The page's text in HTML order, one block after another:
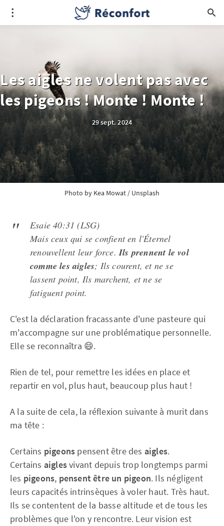
Les aigles ne volent pas avec
les pigeons ! Monte ! Monte !
29 sept. 2024
Photo by Kea Mowat / Unsplash
Esaie 40:31 (LSG)
Mais ceux qui se confient en l'Éternel
renouvellent leur force.Ils prennent le vol
comme les aigles; Ils courent, et ne se
lassent point, Ils marchent, et ne se
fatiguent point.
C'est la déclaration fracassante d'une pasteure qui
m'accompagne sur une problématique personnelle.
Elle se reconnaîtra 😄.
Rien de tel, pour remettre les idées en place et
repartir en vol, plus haut, beaucoup plus haut !
A la suite de cela, la réflexion suivante à murit dans
ma tête :
Certains pigeons pensent être des aigles.
Certains aiglesvivant depuis trop longtemps parmi
les pigeons, pensent être un pigeon. Ils négligent
leurs capacités intrinsèques à voler haut. Très haut.
Ils se contentent de la basse altitude et de tous les
problèmes que l'on y rencontre. Leur vision est